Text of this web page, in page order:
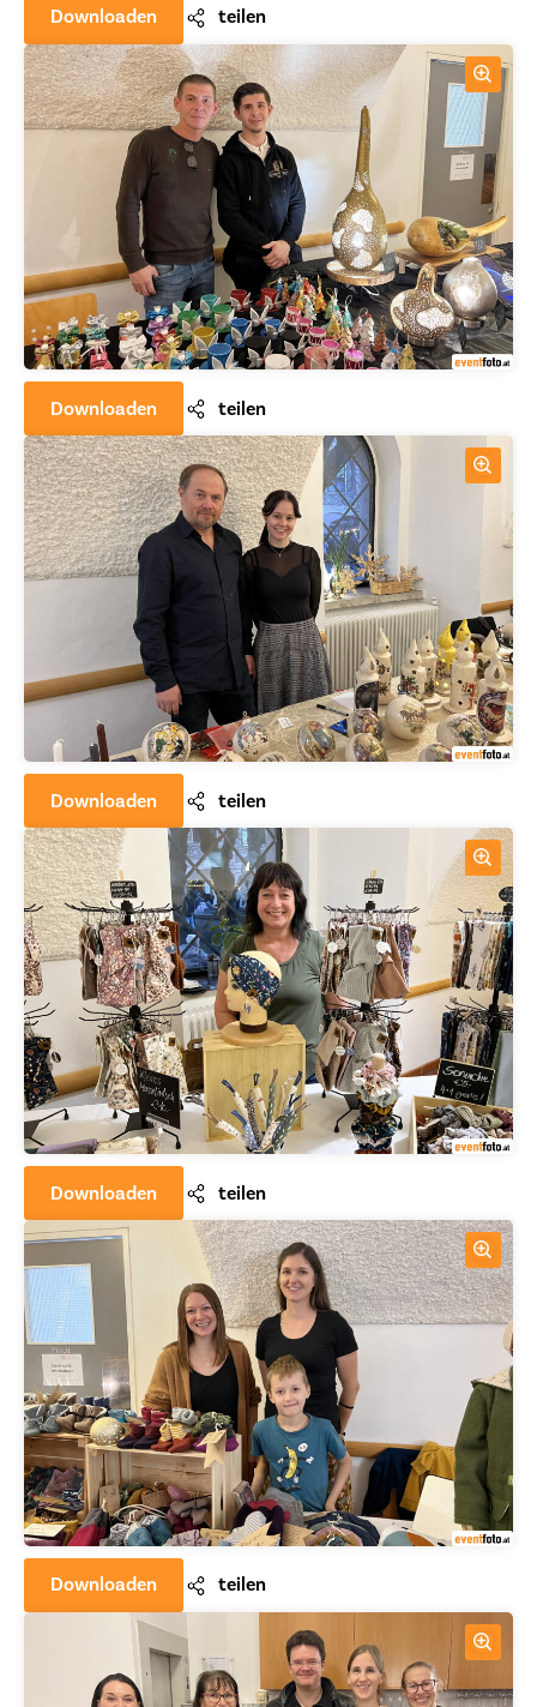
Downloaden teilen
Downloaden teilen
Downloaden teilen
Downloaden teilen
Downloaden teilen